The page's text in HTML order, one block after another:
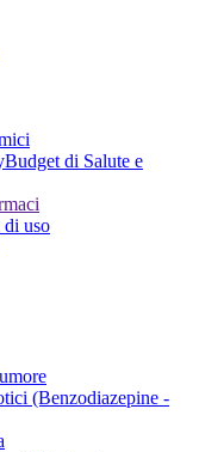
Budget di Salute e
di uso
(Benzodiazepine -